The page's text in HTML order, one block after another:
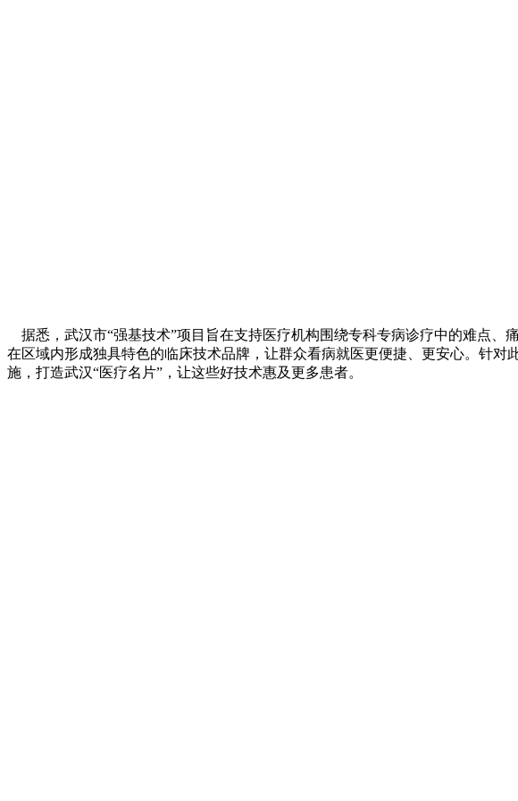
据悉，武汉市“强基技术”项目旨在支持医疗机构围绕专科专病诊疗中的难点、
在区域内形成独具特色的临床技术品牌，让群众看病就医更便捷、更安心。针
施，打造武汉“医疗名片”，让这些好技术惠及更多患者。